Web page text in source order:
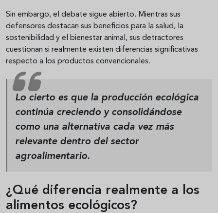
Sin embargo, el debate sigue abierto. Mientras sus
defensores destacan sus beneficios para la salud, la
sostenibilidad y el bienestar animal, sus detractores
cuestionan si realmente existen diferencias significativas
respecto a los productos convencionales.
Lo cierto es que la producción ecológica
continúa creciendo y consolidándose
como una alternativa cada vez más
relevante dentro del sector
agroalimentario.
¿Qué diferencia realmente a los
alimentos ecológicos?